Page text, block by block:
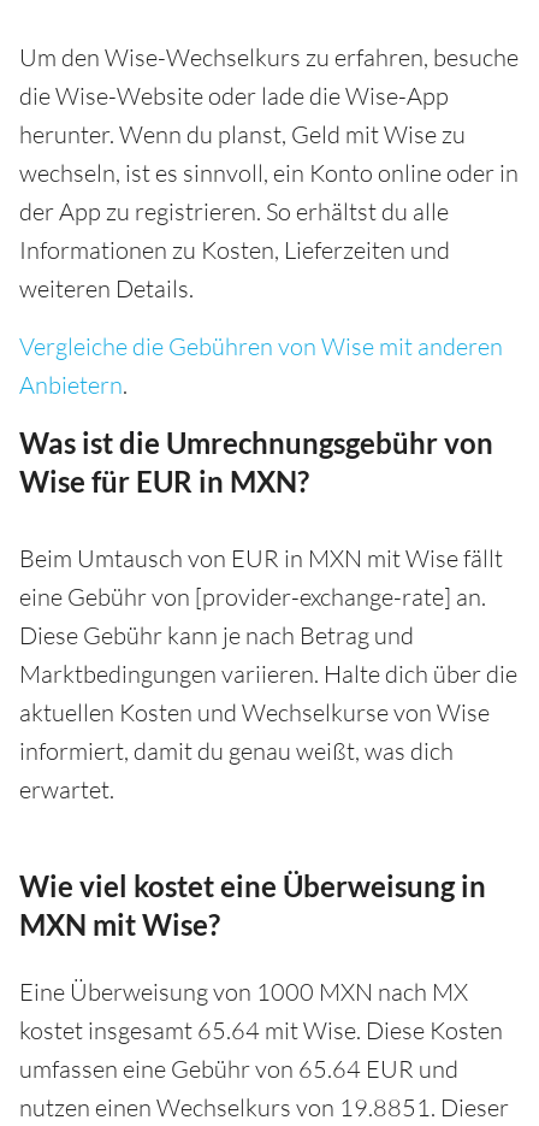
Um den Wise-Wechselkurs zu erfahren, besuche
die Wise-Website oder lade die Wise-App
herunter. Wenn du planst, Geld mit Wise zu
wechseln, ist es sinnvoll, ein Konto online oder in
der App zu registrieren. So erhältst du alle
Informationen zu Kosten, Lieferzeiten und
weiteren Details.
Vergleiche die Gebühren von Wise mit anderen
Anbietern.
Was ist die Umrechnungsgebühr von
Wise für EUR in MXN?
Beim Umtausch von EUR in MXN mit Wise fällt
eine Gebühr von [provider-exchange-rate] an.
Diese Gebühr kann je nach Betrag und
Marktbedingungen variieren. Halte dich über die
aktuellen Kosten und Wechselkurse von Wise
informiert, damit du genau weißt, was dich
erwartet.
Wie viel kostet eine Überweisung in
MXN mit Wise?
Eine Überweisung von 1000 MXN nach MX
kostet insgesamt 65.64 mit Wise. Diese Kosten
umfassen eine Gebühr von 65.64 EUR und
nutzen einen Wechselkurs von 19.8851. Dieser